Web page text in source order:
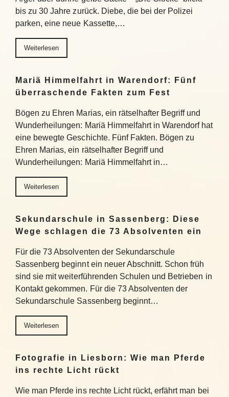
bis zu 30 Jahre zurück. Diebe, die bei der Polizei
parken, eine neue Kassette,…
Weiterlesen
Mariä Himmelfahrt in Warendorf: Fünf
überraschende Fakten zum Fest
Bögen zu Ehren Marias, ein rätselhafter Begriff und
Wunderheilungen: Mariä Himmelfahrt in Warendorf hat
eine bewegte Geschichte. Fünf Fakten. Bögen zu
Ehren Marias, ein rätselhafter Begriff und
Wunderheilungen: Mariä Himmelfahrt in…
Weiterlesen
Sekundarschule in Sassenberg: Diese
Wege schlagen die 73 Absolventen ein
Für die 73 Absolventen der Sekundarschule
Sassenberg beginnt ein neuer Abschnitt. Schon früh
sind sie mit weiterführenden Schulen und Betrieben in
Kontakt gekommen. Für die 73 Absolventen der
Sekundarschule Sassenberg beginnt…
Weiterlesen
Fotografie in Liesborn: Wie man Pferde
ins rechte Licht rückt
Wie man Pferde ins rechte Licht rückt, erfährt man bei